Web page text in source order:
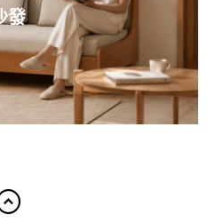
發